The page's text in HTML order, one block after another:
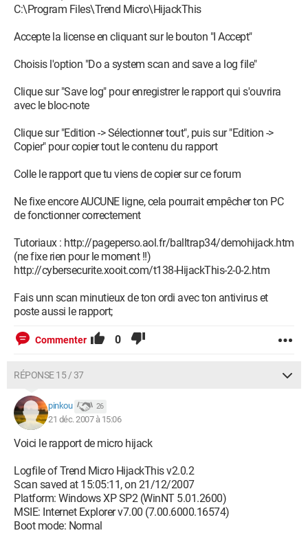
C:\Program Files\Trend Micro\HijackThis
Accepte la license en cliquant sur le bouton "I Accept"
Choisis l'option "Do a system scan and save a log file"
Clique sur "Save log" pour enregistrer le rapport qui s'ouvrira
avec le bloc-note
Clique sur "Edition -> Sélectionner tout", puis sur "Edition ->
Copier" pour copier tout le contenu du rapport
Colle le rapport que tu viens de copier sur ce forum
Ne fixe encore AUCUNE ligne, cela pourrait empêcher ton PC
de fonctionner correctement
Tutoriaux : http://pageperso.aol.fr/balltrap34/demohijack.htm
(ne fixe rien pour le moment !!)
http://cybersecurite.xooit.com/t138-HijackThis-2-0-2.htm
Fais unn scan minutieux de ton ordi avec ton antivirus et
poste aussi le rapport;
Commenter 0
RÉPONSE 15 / 37
pinkou 26
21 déc. 2007 à 15:06
Voici le rapport de micro hijack
Logfile of Trend Micro HijackThis v2.0.2
Scan saved at 15:05:11, on 21/12/2007
Platform: Windows XP SP2 (WinNT 5.01.2600)
MSIE: Internet Explorer v7.00 (7.00.6000.16574)
Boot mode: Normal